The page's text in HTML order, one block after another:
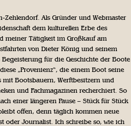
Zehlendorf. Als Gründer und Webmaster
dem kulturellen Erbe des
meiner Tätigkeit im Großkauf am
von Dieter König und seinem
für die Geschichte der Boote
„Provenienz“, die einem Boot seine
Bootsbauern, Werftbesitzern und
und Fachmagazinen recherchiert. So
einer längeren Pause – Stück für Stück
offen, denn täglich kommen neue
oder Journalist. Ich schreibe so, wie ich